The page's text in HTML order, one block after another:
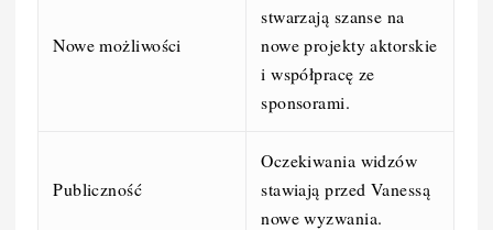
Nowe możliwości
stwarzają szanse na
nowe projekty aktorskie
i współpracę ze
sponsorami.
Publiczność
Oczekiwania widzów
stawiają przed Vanessą
nowe wyzwania.